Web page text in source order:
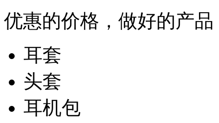
优惠的价格，做好的产品
耳套
头套
耳机包